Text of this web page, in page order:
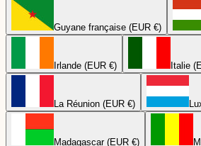
Guyane française (EUR €)
Irlande (EUR €) Italie
La Réunion (EUR €)
Madagascar (EUR €)